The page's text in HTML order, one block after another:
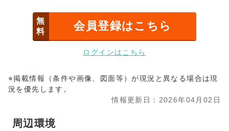
無
料
会員登録はこちら
ログインはこちら
※掲載情報（条件や画像、図面等）が現況と異なる場合は現
況を優先します。
情報更新日：2026年04月02日
周辺環境